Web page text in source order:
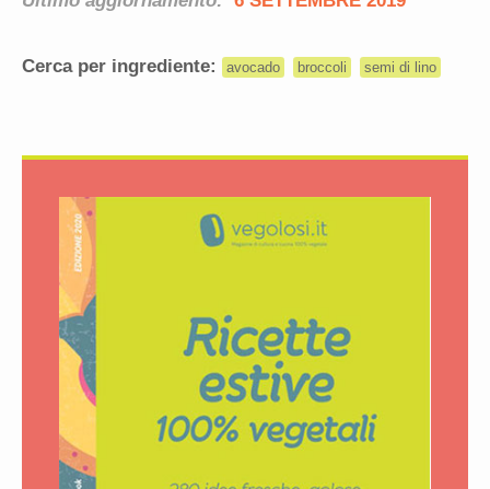
Cerca per ingrediente: avocado broccoli semi di lino